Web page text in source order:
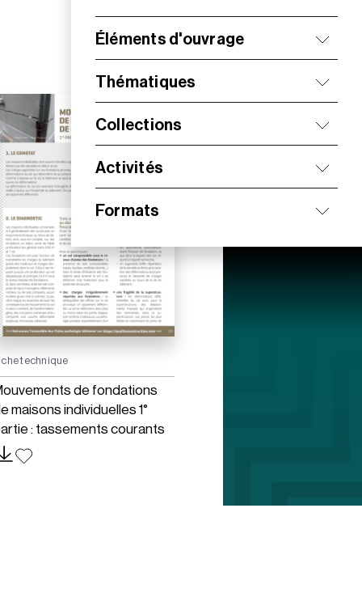
Éléments d'ouvrage
Thématiques
Collections
Activités
Formats
technique
de fondations
maisons individuelles 1°
: tassements courants